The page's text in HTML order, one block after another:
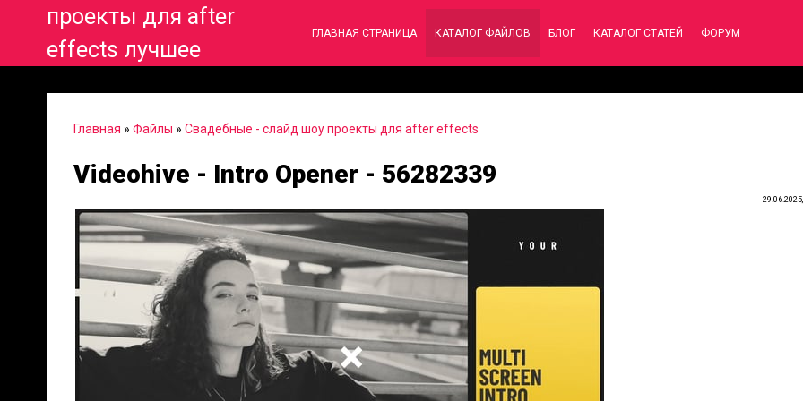
проекты для after
effects лучшее
ГЛАВНАЯ СТРАНИЦА КАТАЛОГ ФАЙЛОВ БЛОГ КАТАЛОГ СТАТЕЙ ФОРУМ
Главная » Файлы » Свадебные - слайд шоу проекты для after effects
Videohive - Intro Opener - 56282339